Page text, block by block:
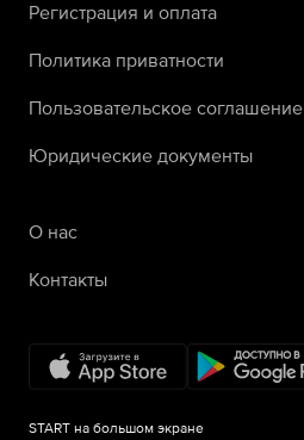
Регистрация и оплата
Политика приватности
Пользовательское соглашение
Юридические документы
О нас
Контакты
START на большом экране